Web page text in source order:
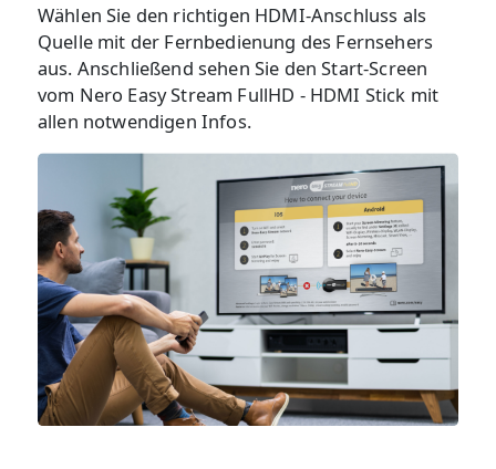
Wählen Sie den richtigen HDMI-Anschluss als
Quelle mit der Fernbedienung des Fernsehers
aus. Anschließend sehen Sie den Start-Screen
vom Nero Easy Stream FullHD - HDMI Stick mit
allen notwendigen Infos.